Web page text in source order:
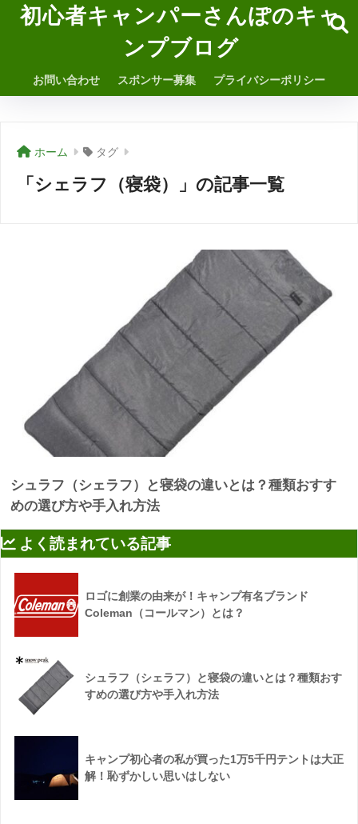
初心者キャンパーさんぽのキャ
ンプブログ
お問い合わせ スポンサー募集 プライバシーポリシー
ホーム タグ
「シェラフ（寝袋）」の記事一覧
シュラフ（シェラフ）と寝袋の違いとは？種類おすす
めの選び方や手入れ方法
よく読まれている記事
ロゴに創業の由来が！キャンプ有名ブランド
Coleman（コールマン）とは？
シュラフ（シェラフ）と寝袋の違いとは？種類おす
すめの選び方や手入れ方法
キャンプ初心者の私が買った1万5千円テントは大正
解！恥ずかしい思いはしない